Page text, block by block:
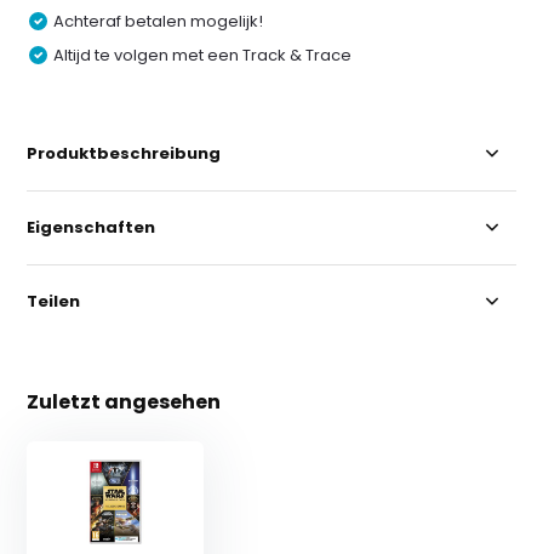
Achteraf betalen mogelijk!
Altijd te volgen met een Track & Trace
Produktbeschreibung
Eigenschaften
Teilen
Zuletzt angesehen